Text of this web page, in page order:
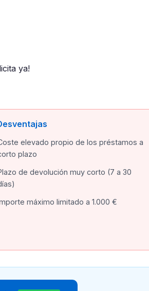
ya!
elevado propio de los préstamos a
plazo
de devolución muy corto (7 a 30
máximo limitado a 1.000 €